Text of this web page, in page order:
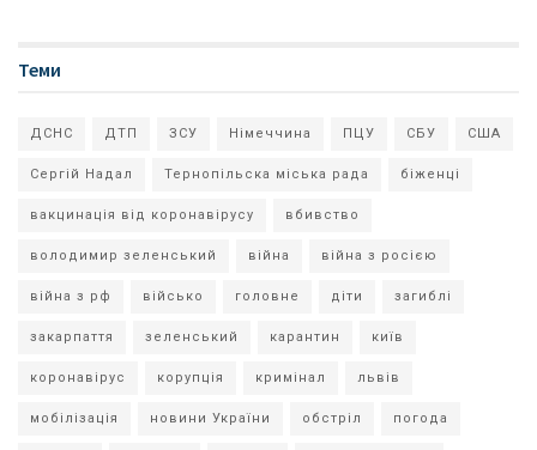
Теми
ДСНС ДТП ЗСУ Німеччина ПЦУ СБУ США
Сергій Надал Тернопільска міська рада біженці
вакцинація від коронавірусу вбивство
володимир зеленський війна війна з росією
війна з рф військо головне діти загиблі
закарпаття зеленський карантин київ
коронавірус корупція кримінал львів
мобілізація новини України обстріл погода